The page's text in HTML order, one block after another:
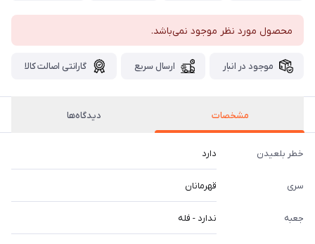
محصول مورد نظر موجود نمی‌باشد.
موجود در انبار ارسال سریع گارانتی اصالت کالا
مشخصات دیدگاه‌ها
خطر بلعیدن دارد
سری قهرمانان
جعبه ندارد - فله